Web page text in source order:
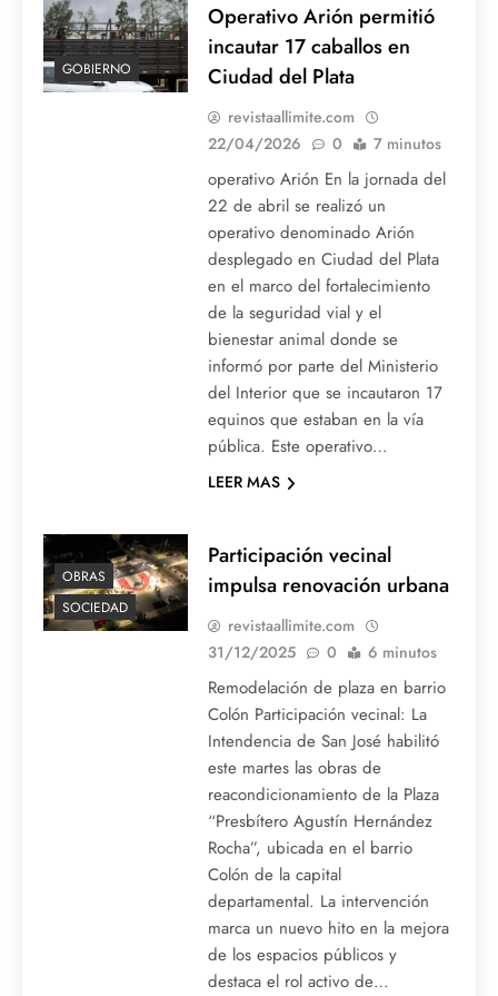
GOBIERNO
Operativo Arión permitió
incautar 17 caballos en
Ciudad del Plata
revistaallimite.com
22/04/2026
0 7 minutos
operativo Arión En la jornada del
22 de abril se realizó un
operativo denominado Arión
desplegado en Ciudad del Plata
en el marco del fortalecimiento
de la seguridad vial y el
bienestar animal donde se
informó por parte del Ministerio
del Interior que se incautaron 17
equinos que estaban en la vía
pública. Este operativo…
LEER MAS
OBRAS
SOCIEDAD
Participación vecinal
impulsa renovación urbana
revistaallimite.com
31/12/2025
0 6 minutos
Remodelación de plaza en barrio
Colón Participación vecinal: La
Intendencia de San José habilitó
este martes las obras de
reacondicionamiento de la Plaza
“Presbítero Agustín Hernández
Rocha”, ubicada en el barrio
Colón de la capital
departamental. La intervención
marca un nuevo hito en la mejora
de los espacios públicos y
destaca el rol activo de…